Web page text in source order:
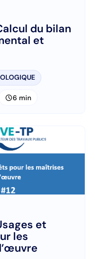
du bilan
et
schedule6 min
et
les